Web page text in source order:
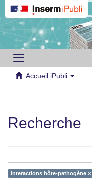
Toggle
navigation
Accueil iPubli
Recherche
Interactions hôte-pathogène ×